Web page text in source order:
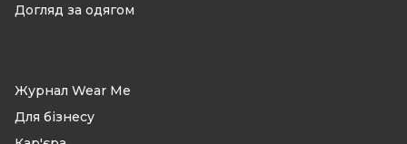
Догляд за одягом
Журнал Wear Me
Для бізнесу